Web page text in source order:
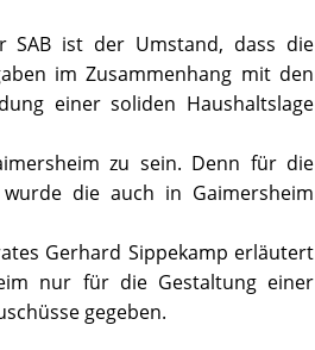
SAB ist der Umstand, dass die
im Zusammenhang mit den
einer soliden Haushaltslage
zu sein. Denn für die
die auch in Gaimersheim
Gerhard Sippekamp erläutert
nur für die Gestaltung einer
gegeben.